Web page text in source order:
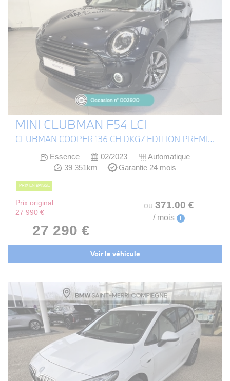
MINI CLUBMAN F54 LCI
CLUBMAN COOPER 136 CH DKG7 EDITION PREMIUM PLUS
Essence 02/2023
Automatique
39 351km
Garantie 24 mois
PRIX EN BAISSE
Prix original :
27 990 €
27 290 €
ou 371.00 €
/ mois i
Voir le véhicule